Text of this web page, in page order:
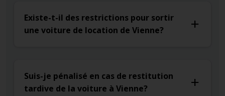
Existe-t-il des restrictions pour sortir
une voiture de location de Vienne?
Suis-je pénalisé en cas de restitution
tardive de la voiture à Vienne?